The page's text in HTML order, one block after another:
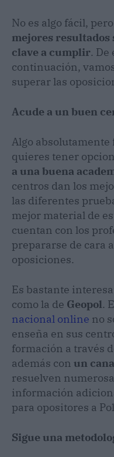
No es algo fácil,
mejores resultados
clave a cumplir. De
continuación,
superar las
Acude a un buen
Algo
quieres tener
a una buena
centros dan los
las diferentes
mejor material de
cuentan con los
prepararse de cara
oposiciones.
Es bastante
como la de Geopol.
nacional online no
enseña en sus
formación a través
además con un
resuelven
información
para opositores a
Sigue una